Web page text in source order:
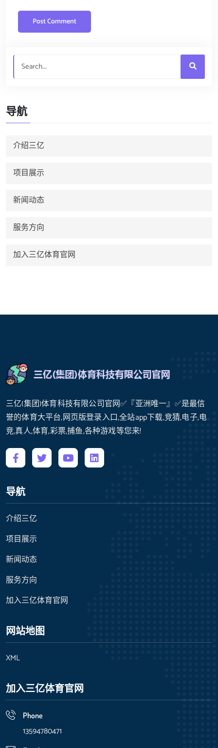
导航
介绍三亿
项目展示
新闻动态
服务方向
加入三亿体育官网
三亿(集团)体育科技有限公司官网✅『亚洲唯一』✅是最信
誉的体育大平台,网页版登录入口,全站app下载,竞猜,电子,电
竞,真人,体育,彩票,捕鱼,各种游戏等您来!
导航
介绍三亿
项目展示
新闻动态
服务方向
加入三亿体育官网
网站地图
XML
加入三亿体育官网
Phone
13594780471